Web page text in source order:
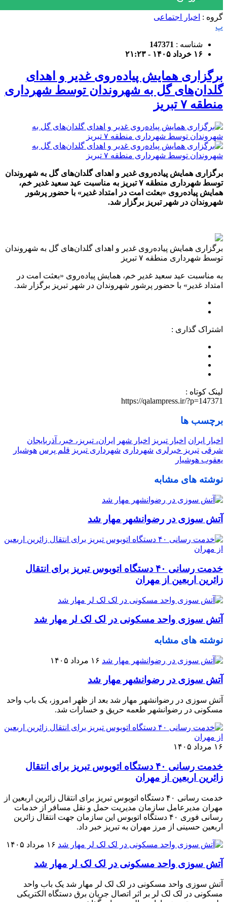
گروه : اخبار اجتماعی
پ
شناسه : 147371
۱۶ خرداد ۱۴۰۵ - ۲۱:۲۳
برگزاری همایش پیاده‌روی غدیر و اهدای
گلدان‌های گل به شهروندان توسط شهرداری
منطقه ۷ تبریز
برگزاری همایش پیاده‌روی غدیر و اهدای گلدان‌های گل به شهروندان
توسط شهرداری منطقه ۷ تبریز به مناسبت عید سعید غدیر خم،
همایش پیاده‌روی «بعثت امت در امتداد غدیر» با حضور پرشور
شهروندان در شهر تبریز برگزار شد.
برگزاری همایش پیاده‌روی غدیر و اهدای گلدان‌های گل به شهروندان
توسط شهرداری منطقه ۷ تبریز
به مناسبت عید سعید غدیر خم، همایش پیاده‌روی «بعثت امت در
امتداد غدیر» با حضور پرشور شهروندان در شهر تبریز برگزار شد.
اشتراک گذاری :
لینک کوتاه :
https://qalampress.ir/?p=147371
برچسب ها
اخبار ایران اخبار تبریز اخبار شهر
ایران، تبریز، خبر، آذربایجان
شرقی تبریز خبرلری شهرداری شهرداری تبریز قلم پرس هوشیار
یعقوب هوشیار
نوشته های مشابه
آتش سوزی در رضوانشهر مهار شد
خدمت رسانی ۴۰ دستگاه اتوبوس تبریز برای انتقال
زائرین اربعین از مهران
آتش سوزی واحد مسکونی در لک لک لر مهار شد
نوشته های مشابه
۱۶ مرداد ۱۴۰۵
آتش سوزی در رضوانشهر مهار شد
آتش سوزی در رضوانشهر مهار شد بعد از ظهر امروز، یک باب واحد
مسکونی در رضوانشهر طعمه حریق و خسارات شد.
۱۶ مرداد ۱۴۰۵
خدمت رسانی ۴۰ دستگاه اتوبوس تبریز برای انتقال
زائرین اربعین از مهران
خدمت رسانی ۴۰ دستگاه اتوبوس تبریز برای انتقال زائرین اربعین از
مهران مدیرعامل سازمان مدیریت حمل و نقل مسافر از خدمات
رسانی فوری ۴۰ دستگاه اتوبوس این سازمان جهت انتقال زائرین
اربعین حسینی از مرز مهران به تبریز خبر داد.
۱۶ مرداد ۱۴۰۵
آتش سوزی واحد مسکونی در لک لک لر مهار شد
آتش سوزی واحد مسکونی در لک لک لر مهار شد یک باب واحد
مسکونی در لک لک لر بر اثر اتصال جریان برق دستگاه الکتریکی